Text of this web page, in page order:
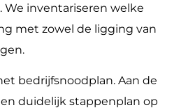
We inventariseren welke
met zowel de ligging van
bedrijfsnoodplan. Aan de
duidelijk stappenplan op